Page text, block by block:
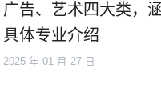
广告、艺术四大类，
具体专业介绍
2025 年 01 月 27 日